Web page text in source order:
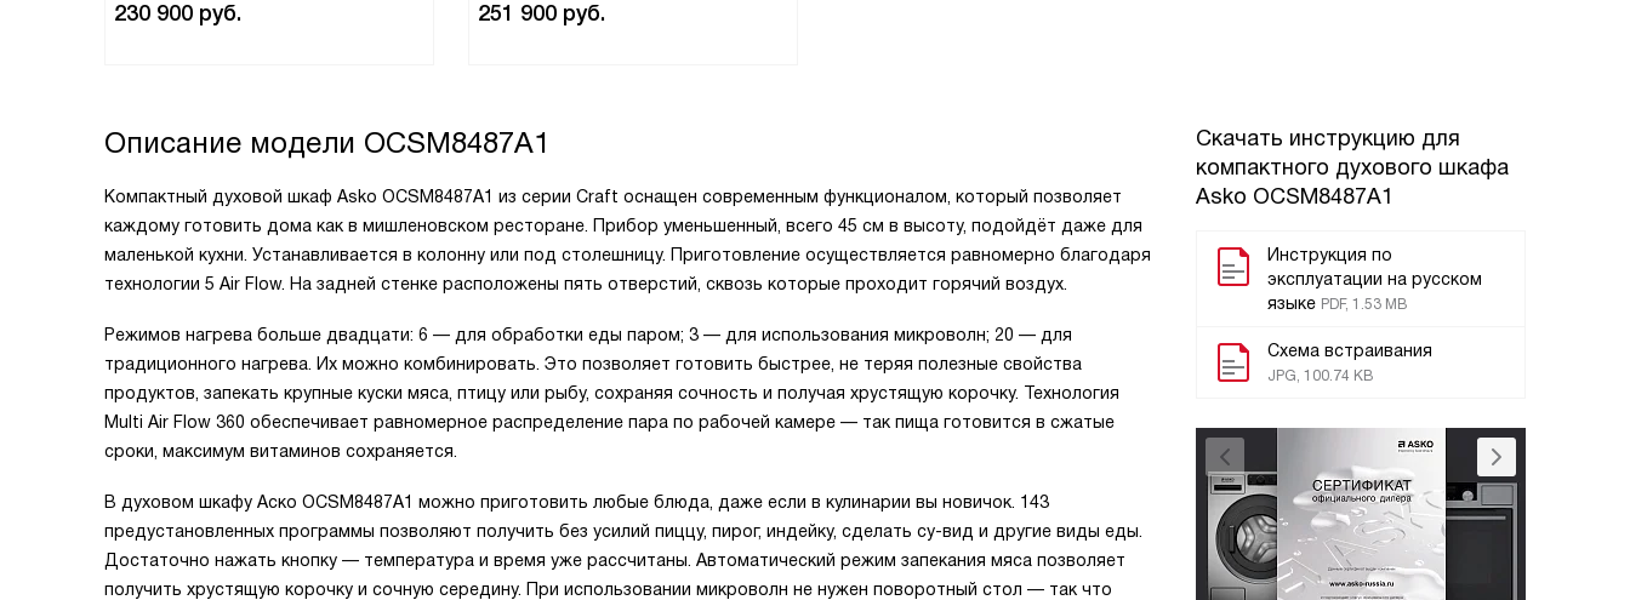
230 900 руб. 251 900 руб.
Скачать инструкцию для
компактного духового шкафа
Asko OCSM8487A1
Инструкция по
эксплуатации на русском
языке PDF, 1.53 MB
Схема встраивания
JPG, 100.74 KB
Описание модели OCSM8487A1
Компактный духовой шкаф Asko OCSM8487A1 из серии Craft оснащен современным функционалом, который позволяет
каждому готовить дома как в мишленовском ресторане. Прибор уменьшенный, всего 45 см в высоту, подойдёт даже для
маленькой кухни. Устанавливается в колонну или под столешницу. Приготовление осуществляется равномерно благодаря
технологии 5 Air Flow. На задней стенке расположены пять отверстий, сквозь которые проходит горячий воздух.
Режимов нагрева больше двадцати: 6 — для обработки еды паром; 3 — для использования микроволн; 20 — для
традиционного нагрева. Их можно комбинировать. Это позволяет готовить быстрее, не теряя полезные свойства
продуктов, запекать крупные куски мяса, птицу или рыбу, сохраняя сочность и получая хрустящую корочку. Технология
Multi Air Flow 360 обеспечивает равномерное распределение пара по рабочей камере — так пища готовится в сжатые
сроки, максимум витаминов сохраняется.
В духовом шкафу Аско OCSM8487A1 можно приготовить любые блюда, даже если в кулинарии вы новичок. 143
предустановленных программы позволяют получить без усилий пиццу, пирог, индейку, сделать су-вид и другие виды еды.
Достаточно нажать кнопку — температура и время уже рассчитаны. Автоматический режим запекания мяса позволяет
получить хрустящую корочку и сочную середину. При использовании микроволн не нужен поворотный стол — так что